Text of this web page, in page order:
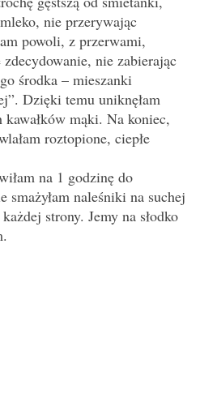
nie przerywając
powoli, z przerwami,
nie zabierając
środka – mieszanki
Dzięki temu uniknęłam
mąki. Na koniec,
roztopione, ciepłe
na 1 godzinę do
smażyłam naleśniki na suchej
strony. Jemy na słodko